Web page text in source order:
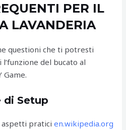
PER IL
LAVANDERIA
questioni che ti potresti
del bucato al
Game.
di Setup
aspetti praticien.wikipedia.org